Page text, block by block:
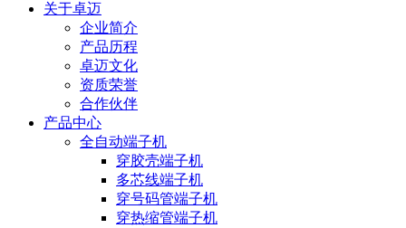
关于卓迈
企业简介
产品历程
卓迈文化
资质荣誉
合作伙伴
产品中心
全自动端子机
穿胶壳端子机
多芯线端子机
穿号码管端子机
穿热缩管端子机